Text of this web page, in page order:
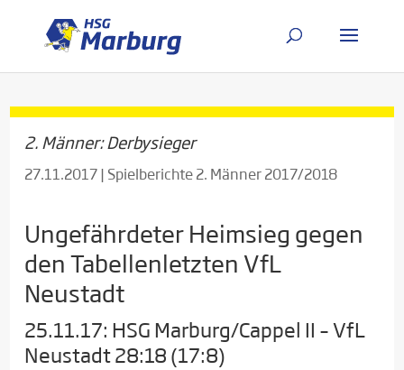
2. Männer: Derbysieger
27.11.2017| Spielberichte 2. Männer 2017/2018
Ungefährdeter Heimsieg gegen
den Tabellenletzten VfL
Neustadt
25.11.17: HSG Marburg/Cappel II – VfL
Neustadt 28:18 (17:8)